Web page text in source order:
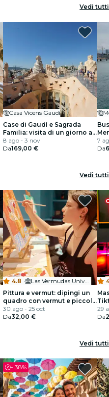
Vedi tutti
Casa Vicens Gaudí
Case di Gaudí e Sagrada
Familia: visita di un giorno a
Barcellona
8 ago - 3 nov
Da169,00 €
7
Da
Vedi tutti
4.8 ·
Las Vermudas University
Pittura e vermut: dipingi un
quadro con vermut e piccola
degustazione
30 ago - 25 oct
Da32,00 €
29
Da
Vedi tutti
- 38%